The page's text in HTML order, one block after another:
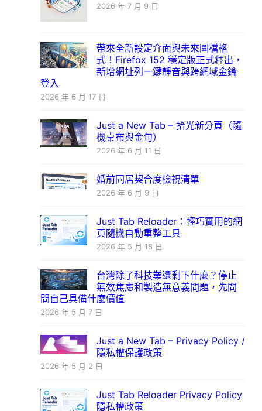
2026 年 7 月 9 日
帶來全新設定介面與未來圖檔格
式！Firefox 152 穩定版正式釋出，
新增網址列一鍵靜音與跨網域金鑰
登入
2026 年 6 月 17 日
Just a New Tab – 拾光新分頁（隨
機桌布與金句）
2026 年 6 月 11 日
婚前同居契合度檢視清單
2026 年 6 月 9 日
Just Tab Reloader：輕巧實用的網
頁隨機自動重整工具
2026 年 5 月 18 日
台灣除了科技業還剩下什麼？停止
無效焦慮和製造無意義問題，先問
問自己具備什麼價值
2026 年 5 月 7 日
Just a New Tab – Privacy Policy /
隱私權保護政策
2026 年 5 月 2 日
Just Tab Reloader Privacy Policy
隱私權政策